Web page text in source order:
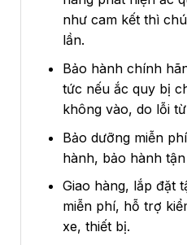
như cam kết thì
lần.
Bảo hành chính
tức nếu ắc quy bị
không vào, do lỗi
Bảo dưỡng miễn
hành, bảo hành
Giao hàng, lắp đặt
miễn phí, hỗ trợ
xe, thiết bị.